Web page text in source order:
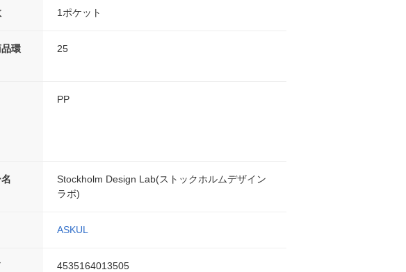
1ポケット
環
25
PP
Stockholm Design Lab(ストックホルムデザイン
ラボ)
ASKUL
4535164013505